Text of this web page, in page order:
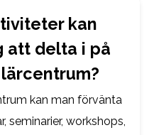
kan
att delta i på
kan man förvänta
seminarier, workshops,